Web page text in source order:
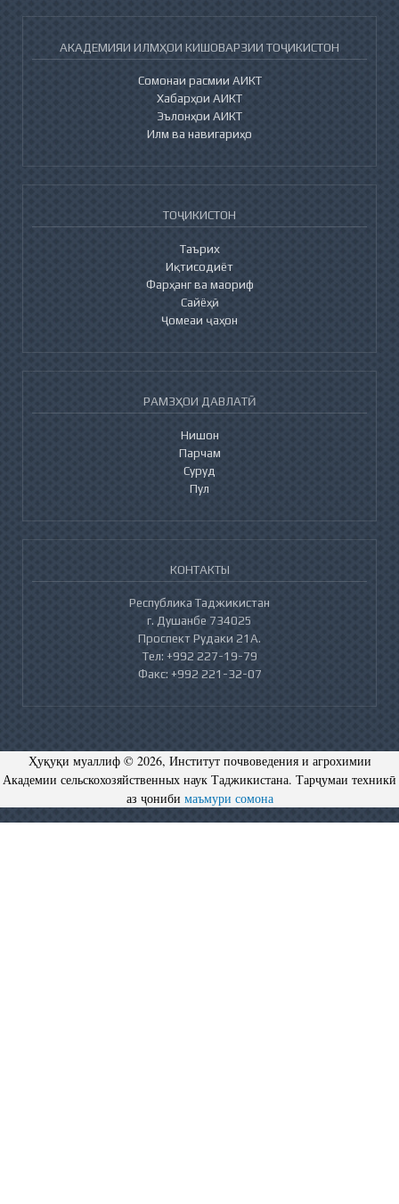
АКАДЕМИЯИ ИЛМҲОИ КИШОВАРЗИИ ТОҶИКИСТОН
Сомонаи расмии АИКТ
Хабарҳои АИКТ
Эълонҳои АИКТ
Илм ва навигариҳо
ТОҶИКИСТОН
Таърих
Иқтисодиёт
Фарҳанг ва маориф
Сайёҳӣ
Ҷомеаи ҷаҳон
РАМЗҲОИ ДАВЛАТӢ
Нишон
Парчам
Суруд
Пул
КОНТАКТЫ
Республика Таджикистан
г. Душанбе 734025
Проспект Рудаки 21А.
Тел: +992 227-19-79
Факс: +992 221-32-07
Ҳуқуқи муаллиф © 2026, Институт почвоведения и агрохимии
Академии сельскохозяйственных наук Таджикистана. Тарҷумаи техникӣ
аз ҷониби маъмури сомона